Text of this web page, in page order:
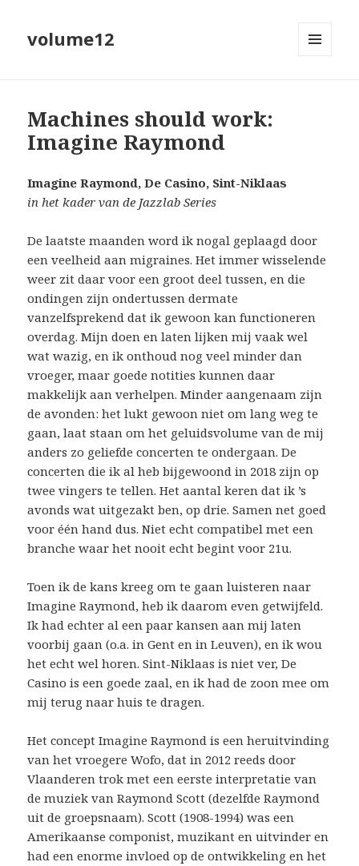
volume12
Machines should work:
Imagine Raymond
Imagine Raymond, De Casino, Sint-Niklaas
in het kader van de Jazzlab Series
De laatste maanden word ik nogal geplaagd door
een veelheid aan migraines. Het immer wisselende
weer zit daar voor een groot deel tussen, en die
ondingen zijn ondertussen dermate
vanzelfsprekend dat ik gewoon kan functioneren
overdag. Mijn doen en laten lijken mij vaak wel
wat wazig, en ik onthoud nog veel minder dan
vroeger, maar goede notities kunnen daar
makkelijk aan verhelpen. Minder aangenaam zijn
de avonden: het lukt gewoon niet om lang weg te
gaan, laat staan om het geluidsvolume van de mij
anders zo geliefde concerten te ondergaan. De
concerten die ik al heb bijgewoond in 2018 zijn op
twee vingers te tellen. Het aantal keren dat ik ’s
avonds wat uitgezakt ben, op drie. Samen net goed
voor één hand dus. Niet echt compatibel met een
branche waar het nooit echt begint voor 21u.
Toen ik de kans kreeg om te gaan luisteren naar
Imagine Raymond, heb ik daarom even getwijfeld.
Ik had echter al een paar kansen aan mij laten
voorbij gaan (o.a. in Gent en in Leuven), en ik wou
het echt wel horen. Sint-Niklaas is niet ver, De
Casino is een goede zaal, en ik had de zoon mee om
mij terug naar huis te dragen.
Het concept Imagine Raymond is een heruitvinding
van het vroegere Wofo, dat in 2012 reeds door
Vlaanderen trok met een eerste interpretatie van
de muziek van Raymond Scott (dezelfde Raymond
uit de groepsnaam). Scott (1908-1994) was een
Amerikaanse componist, muzikant en uitvinder en
had een enorme invloed op de ontwikkeling en het